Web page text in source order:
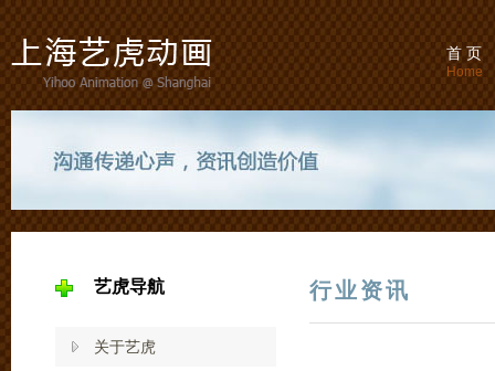
首 页
Home
艺虎导航
关于艺虎
行业资讯